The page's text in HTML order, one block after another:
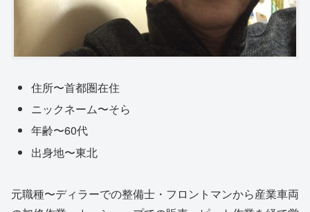
住所〜首都圏在住
ニックネーム〜そら
年齢〜60代
出身地〜東北
元職種〜ディラーでの整備士・フロントマンから産業車両